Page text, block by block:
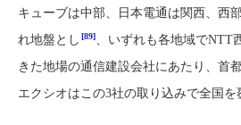
キューブは中部、日本電通は関西、西
れ地盤とし [89]、いずれも各地域でNTT
きた地場の通信建設会社にあたり、首
エクシオはこの3社の取り込みで全国を